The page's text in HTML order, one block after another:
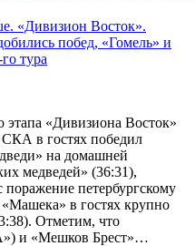
«Дивизион Восток».
побед, «Гомель» и
тура
этапа «Дивизиона Восток»
в гостях победил
на домашней
медведей» (36:31),
петербургскому
в гостях крупно
Отметим, что
и «Мешков Брест»…